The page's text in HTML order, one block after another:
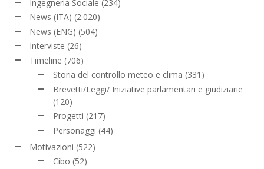
Ingegneria Sociale (234)
News (ITA) (2.020)
News (ENG) (504)
Interviste (26)
Timeline (706)
Storia del controllo meteo e clima (331)
Brevetti/Leggi/ Iniziative parlamentari e giudiziarie
(120)
Progetti (217)
Personaggi (44)
Motivazioni (522)
Cibo (52)